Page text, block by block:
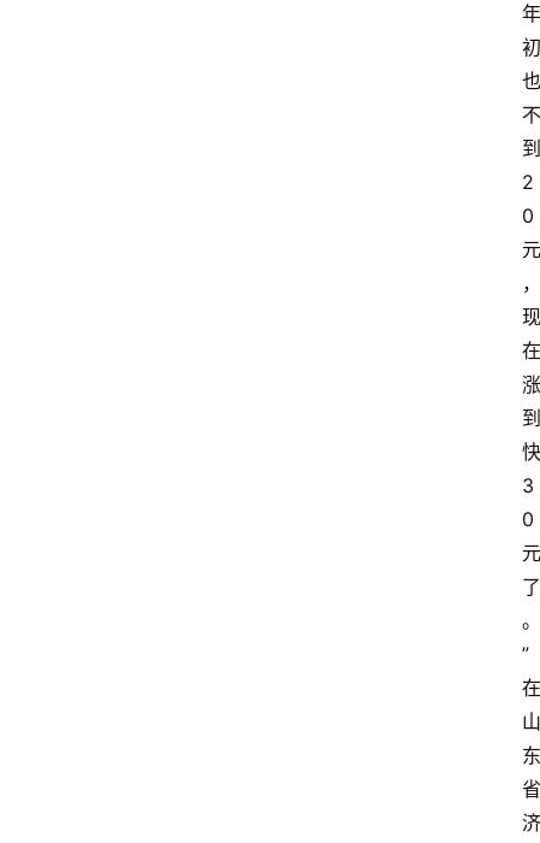
年
初
也
不
到
2
0
元
，
现
在
涨
到
快
3
0
元
了
。
”
在
山
东
省
济